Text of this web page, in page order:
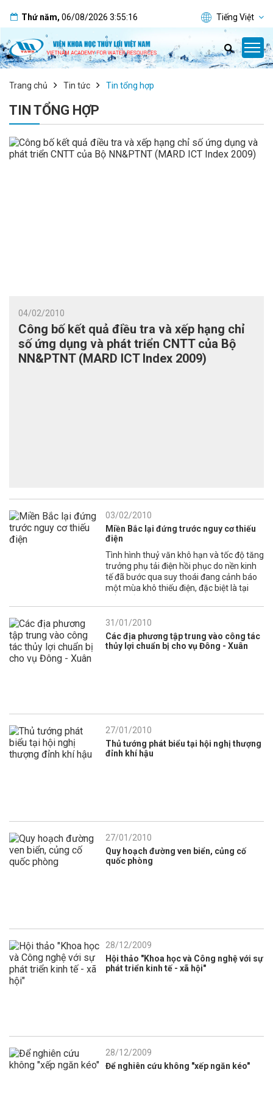
Thứ năm, 06/08/2026 3:55:17 Tiếng Việt
Trang chủ Tin tức Tin tổng hợp
TIN TỔNG HỢP
04/02/2010
Công bố kết quả điều tra và xếp hạng chỉ
số ứng dụng và phát triển CNTT của Bộ
NN&PTNT (MARD ICT Index 2009)
03/02/2010
Miền Bắc lại đứng trước nguy cơ thiếu
điện
Tình hình thuỷ văn khô hạn và tốc độ tăng
trưởng phụ tải điện hồi phục do nền kinh
tế đã bước qua suy thoái đang cảnh báo
một mùa khô thiếu điện, đặc biệt là tại
31/01/2010
Các địa phương tập trung vào công tác
thủy lợi chuẩn bị cho vụ Đông - Xuân
27/01/2010
Thủ tướng phát biểu tại hội nghị thượng
đỉnh khí hậu
27/01/2010
Quy hoạch đường ven biển, củng cố
quốc phòng
28/12/2009
Hội thảo "Khoa học và Công nghệ với sự
phát triển kinh tế - xã hội"
28/12/2009
Để nghiên cứu không "xếp ngăn kéo"